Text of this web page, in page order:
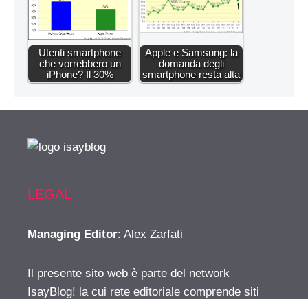
Utenti smartphone
che vorrebbero un
iPhone? Il 30%
Apple e Samsung: la
domanda degli
smartphone resta alta
LEGAL
Managing Editor: Alex Zarfati
Il presente sito web è parte del network
IsayBlog! la cui rete editoriale comprende siti